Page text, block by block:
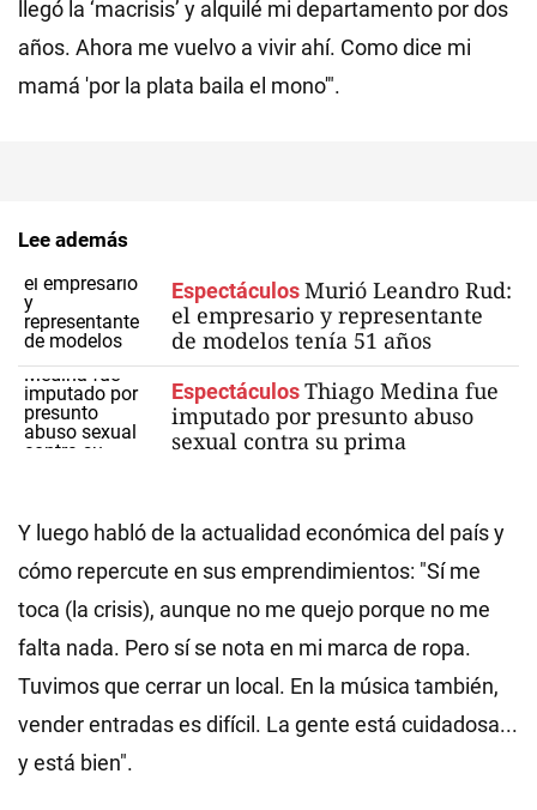
llegó la ‘macrisis’ y alquilé mi departamento por dos
años. Ahora me vuelvo a vivir ahí. Como dice mi
mamá 'por la plata baila el mono'".
Lee además
EspectáculosMurió Leandro Rud:
el empresario y representante
de modelos tenía 51 años
EspectáculosThiago Medina fue
imputado por presunto abuso
sexual contra su prima
Y luego habló de la actualidad económica del país y
cómo repercute en sus emprendimientos: "Sí me
toca (la crisis), aunque no me quejo porque no me
falta nada. Pero sí se nota en mi marca de ropa.
Tuvimos que cerrar un local. En la música también,
vender entradas es difícil. La gente está cuidadosa...
y está bien".